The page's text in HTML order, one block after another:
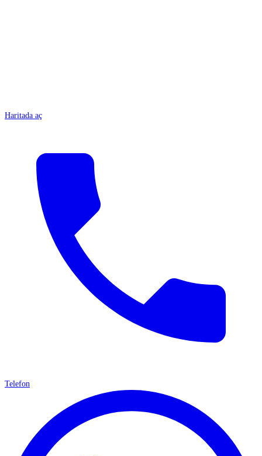
Haritada aç
Telefon